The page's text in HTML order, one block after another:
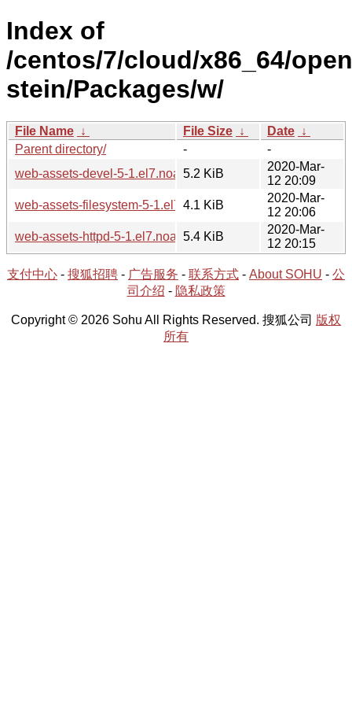
Index of
/centos/7/cloud/x86_64/
stein/Packages/w/
File Name ↓ File Size ↓ Date ↓
Parent directory/
-
-
web-assets-devel-5-1.el7.noarch.rpm
5.2 KiB
2020-Mar-
12 20:09
web-assets-filesystem-5-1.el7.noarch.rpm
4.1 KiB
2020-Mar-
12 20:06
web-assets-httpd-5-1.el7.noarch.rpm
5.4 KiB
2020-Mar-
12 20:15
支付中心 - 搜狐招聘 - 广告服务 - 联系方式 - About SOHU - 公
司介绍 - 隐私政策
Copyright © 2026 Sohu All Rights Reserved. 搜狐公司 版权
所有